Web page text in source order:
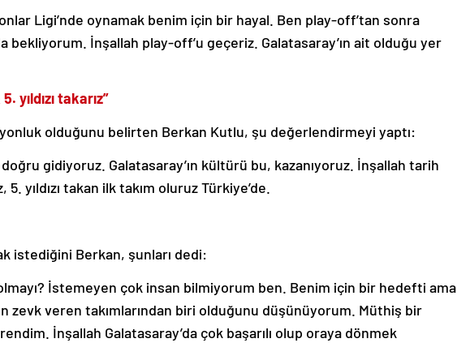
Ligi’nde oynamak benim için bir hayal. Ben play-off’tan sonra
bekliyorum. İnşallah play-off’u geçeriz. Galatasaray’ın ait olduğu yer
yıldızı takarız”
olduğunu belirten Berkan Kutlu, şu değerlendirmeyi yaptı:
gidiyoruz. Galatasaray’ın kültürü bu, kazanıyoruz. İnşallah tarih
5. yıldızı takan ilk takım oluruz Türkiye’de.
istediğini Berkan, şunları dedi:
İstemeyen çok insan bilmiyorum ben. Benim için bir hedefti ama
zevk veren takımlarından biri olduğunu düşünüyorum. Müthiş bir
İnşallah Galatasaray’da çok başarılı olup oraya dönmek